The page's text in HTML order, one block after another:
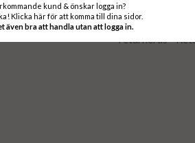
Som en
stomavgift,
returneras -
kund & önskar logga in?
Klicka här för att komma till dina sidor.
även bra att handla utan att logga in.